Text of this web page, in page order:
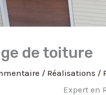
de toiture
/ Réalisations /
Expert en